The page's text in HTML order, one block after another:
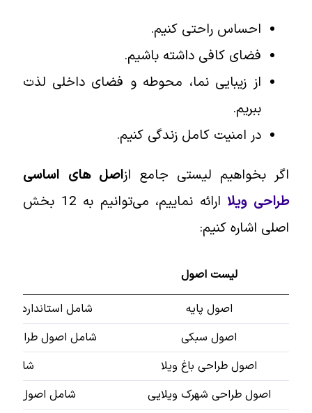
احساس راحتی کنیم.
فضای کافی داشته باشیم.
از زیبایی نما، محوطه و فضای داخلی لذت
ببریم.
در امنیت کامل زندگی کنیم.
اگر بخواهیم لیستی جامع ازاصل های اساسی
طراحی ویلا
ارائه نماییم، می‌توانیم به 12 بخش
اصلی اشاره کنیم:
لیست اصول
اصول پایه
شامل استانداردهای
اصول سبکی
شامل اصول طراحی
اصول طراحی باغ ویلا
شامل
اصول طراحی شهرک ویلایی
شامل اصول